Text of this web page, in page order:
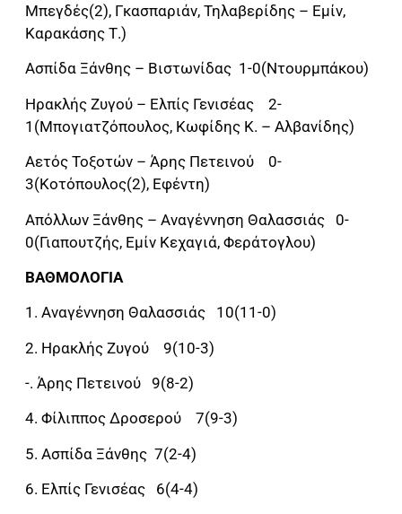
Μπεγδές(2), Γκασπαριάν, Τηλαβερίδης – Εμίν,
Καρακάσης Τ.)
Ασπίδα Ξάνθης – Βιστωνίδας 1-0(Ντουρμπάκου)
Ηρακλής Ζυγού – Ελπίς Γενισέας 2-
1(Μπογιατζόπουλος, Κωφίδης Κ. – Αλβανίδης)
Αετός Τοξοτών – Άρης Πετεινού 0-
3(Κοτόπουλος(2), Εφέντη)
Απόλλων Ξάνθης – Αναγέννηση Θαλασσιάς 0-
0(Γιαπουτζής, Εμίν Κεχαγιά, Φεράτογλου)
ΒΑΘΜΟΛΟΓΙΑ
1. Αναγέννηση Θαλασσιάς 10(11-0)
2. Ηρακλής Ζυγού 9(10-3)
-. Άρης Πετεινού 9(8-2)
4. Φίλιππος Δροσερού 7(9-3)
5. Ασπίδα Ξάνθης 7(2-4)
6. Ελπίς Γενισέας 6(4-4)